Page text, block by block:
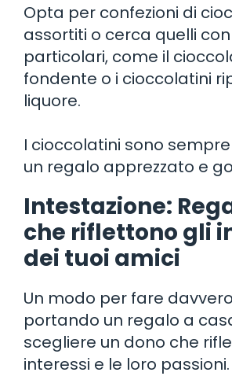
Opta per confezioni di
assortiti o cerca quelli
particolari, come il
fondente o i cioccolatini
liquore.
I cioccolatini sono
un regalo apprezzato e
Intestazione:
che riflettono gli
dei tuoi amici
Un modo per fare
portando un regalo a
scegliere un dono che
interessi e le loro passioni.